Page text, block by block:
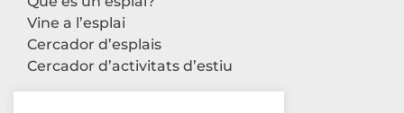
Vine a l’esplai
Cercador d’esplais
Cercador d’activitats d’estiu